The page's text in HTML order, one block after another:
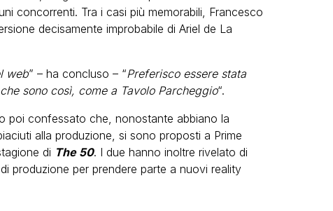
concorrenti. Tra i casi più memorabili, Francesco
decisamente improbabile di Ariel de La
web” – ha concluso – “Preferisco essere stata
sono così, come a Tavolo Parcheggio“.
poi confessato che, nonostante abbiano la
alla produzione, si sono proposti a Prime
di The 50. I due hanno inoltre rivelato di
produzione per prendere parte a nuovi reality